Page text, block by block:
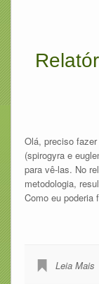
Olá, preciso
(spirogyra e
para vê-las. No
metodologia,
Como eu poderia
Leia Mais